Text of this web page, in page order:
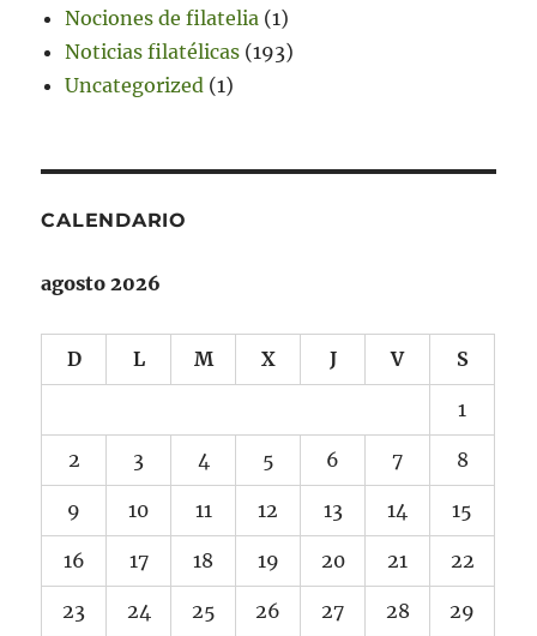
Nociones de filatelia (1)
Noticias filatélicas (193)
Uncategorized (1)
CALENDARIO
agosto 2026
D L M X J V S
1
2 3 4 5 6 7 8
9 10 11 12 13 14 15
16 17 18 19 20 21 22
23 24 25 26 27 28 29